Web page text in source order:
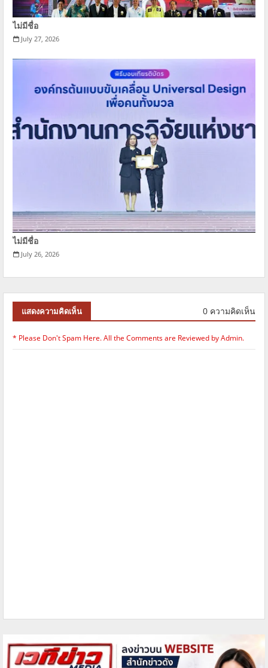
ไม่มีชื่อ
July 27, 2026
ไม่มีชื่อ
July 26, 2026
แสดงความคิดเห็น 0 ความคิดเห็น
* Please Don't Spam Here. All the Comments are Reviewed by Admin.